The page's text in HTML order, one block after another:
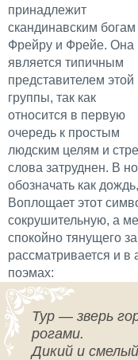
принадлежит
скандинавским богам
Фрейру и Фрейе. Она
является типичным
представителем этой
группы, так как
относится в первую
очередь к простым
людским целям и
слова затруднен. В
обозначать как
Воплощает этот
сокрушительную, а
спокойно тянущего
рассматривается и в
поэмах:
Тур — зверь
рогами.
Дикий и